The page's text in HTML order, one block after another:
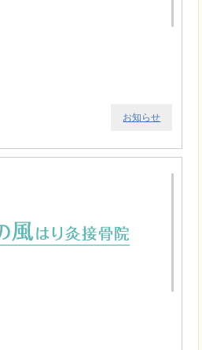
お知らせ